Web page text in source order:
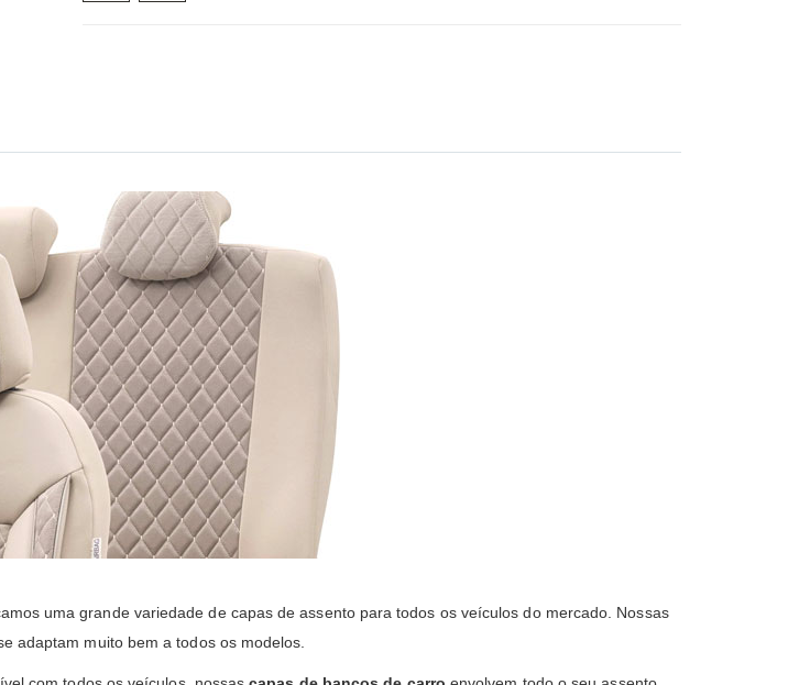
uma grande variedade de capas de assento para todos os veículos do mercado. Nossas
adaptam muito bem a todos os modelos.